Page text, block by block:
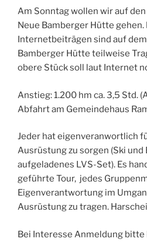
Am Sonntag wollen wir auf
Neue Bamberger Hütte
Internetbeiträgen sind auf
Bamberger Hütte teilweise
obere Stück soll laut Internet
Anstieg: 1.200 hm ca. 3,5 Std.
Abfahrt am Gemeindehaus
Jeder hat eigenveranwortlich
Ausrüstung zu sorgen (Ski
aufgeladenes LVS-Set). Es
geführte Tour, jedes
Eigenverantwortung im
Ausrüstung zu tragen.
Bei Interesse Anmeldung bitte